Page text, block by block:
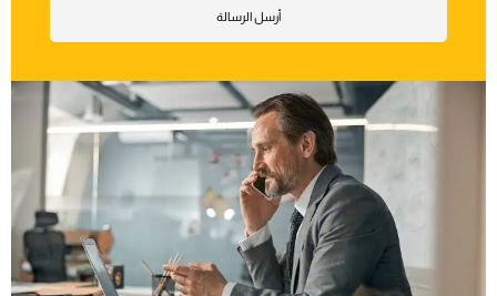
أرسل الرسالة